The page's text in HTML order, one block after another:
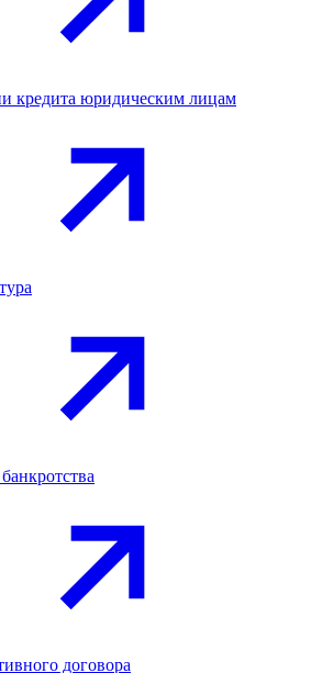
кредита юридическим лицам
договора